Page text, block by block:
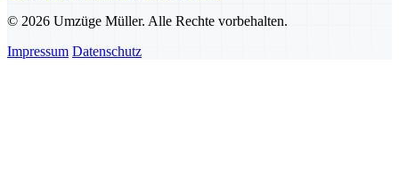
© 2026 Umzüge Müller. Alle Rechte vorbehalten.
Impressum Datenschutz